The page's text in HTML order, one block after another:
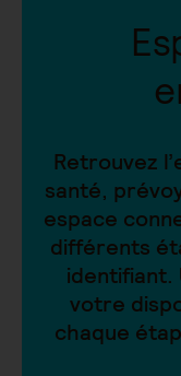
Retrouvez
santé,
espace
différents
identifiant.
votre
chaque